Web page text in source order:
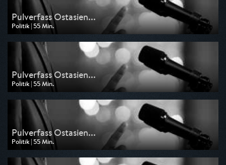
Pulverfass Ostasien...
Politik | 55 Min.
Ausgestrahlt von n-tv
am 12.05.2026, 03:50
Pulverfass Ostasien...
Politik | 55 Min.
Ausgestrahlt von n-tv
am 11.05.2026, 22:05
Pulverfass Ostasien...
Politik | 55 Min.
Ausgestrahlt von n-tv
am 31.03.2026, 03:35